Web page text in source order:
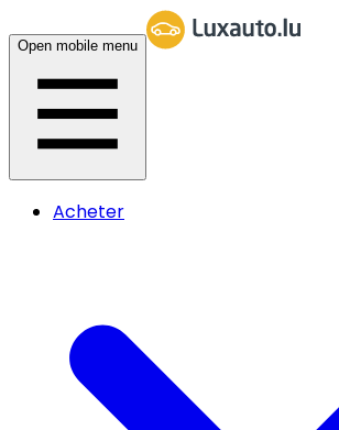
Open mobile menu
Acheter